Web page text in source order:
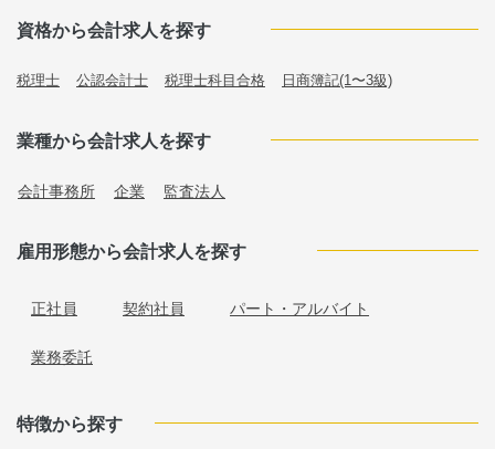
資格から会計求人を探す
税理士 公認会計士 税理士科目合格 日商簿記(1〜3級)
業種から会計求人を探す
会計事務所 企業 監査法人
雇用形態から会計求人を探す
正社員 契約社員 パート・アルバイト
業務委託
特徴から探す